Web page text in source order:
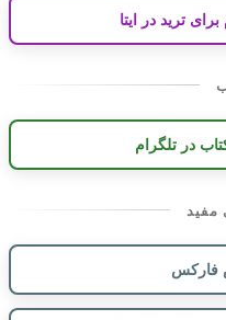
ترید در ایتا
در تلگرام
مفید
فارکس